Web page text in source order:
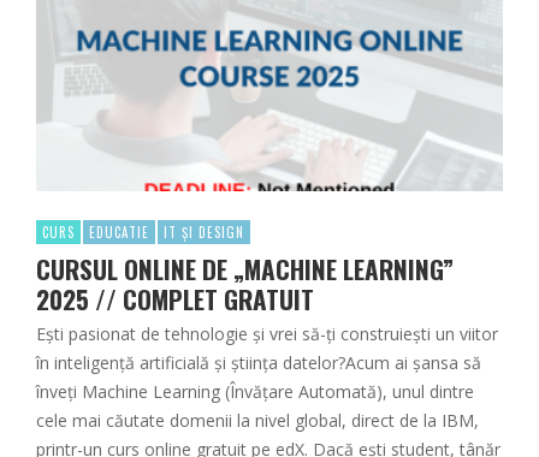
CURS EDUCATIE IT ȘI DESIGN
CURSUL ONLINE DE „MACHINE LEARNING”
2025 // COMPLET GRATUIT
Ești pasionat de tehnologie și vrei să-ți construiești un viitor
în inteligență artificială și știința datelor?Acum ai șansa să
înveți Machine Learning (Învățare Automată), unul dintre
cele mai căutate domenii la nivel global, direct de la IBM,
printr-un curs online gratuit pe edX. Dacă ești student, tânăr